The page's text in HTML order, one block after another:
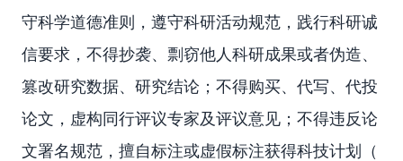
守科学道德准则，遵守科研活动规范，践行科研诚
信要求，不得抄袭、剽窃他人科研成果或者伪造、
篡改研究数据、研究结论；不得购买、代写、代投
论文，虚构同行评议专家及评议意见；不得违反论
文署名规范，擅自标注或虚假标注获得科技计划（